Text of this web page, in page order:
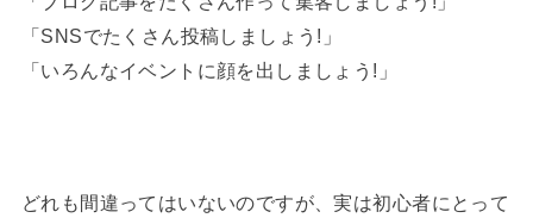
「SNSでたくさん投稿しましょう!」
「いろんなイベントに顔を出しましょう!」
どれも間違ってはいないのですが、実は初心者にとって